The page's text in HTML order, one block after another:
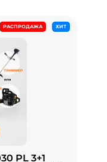
РАСПРОДАЖА ХИТ
PL 3+1